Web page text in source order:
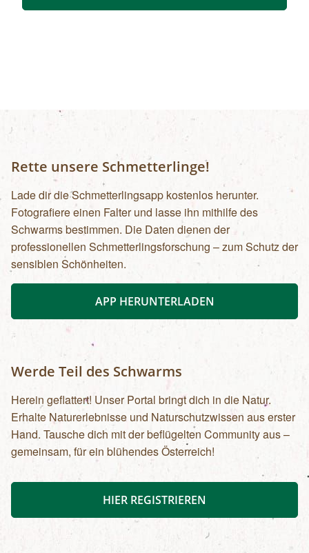
Sternenbeobachtung ein und erzählt
Wissenswertes über Sternbilder und Planeten.
Treffpunkt: Parkplatz Ruine Kaja, Merkersdorf
Dauer: ca. 2,5 Std. Kosten: Erwachsene € 14,-
Anmeldung bis 15.00 Uhr des Vortages.
Anspruch der Tour: Mit festen Wanderschuhen
Rette unsere Schmetterlinge!
Lade dir die Schmetterlingsapp kostenlos herunter.
Fotografiere einen Falter und lasse ihn mithilfe des
Schwarms bestimmen. Die Daten dienen der
professionellen Schmetterlingsforschung – zum Schutz der
sensiblen Schönheiten.
APP HERUNTERLADEN
Werde Teil des Schwarms
Herein geflattert! Unser Portal bringt dich in die Natur.
Erhalte Naturerlebnisse und Naturschutzwissen aus erster
Hand. Tausche dich mit der beflügelten Community aus –
gemeinsam, für ein blühendes Österreich!
HIER REGISTRIEREN